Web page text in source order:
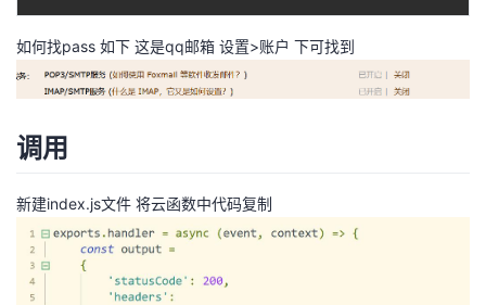
注
开
发
堂
的
Programs
我
的
我
如何找pass 如下 这是qq邮箱 设置>账户 下可找到
调用
新建index.js文件 将云函数中代码复制